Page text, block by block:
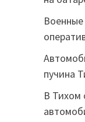
пучина
В Тихом